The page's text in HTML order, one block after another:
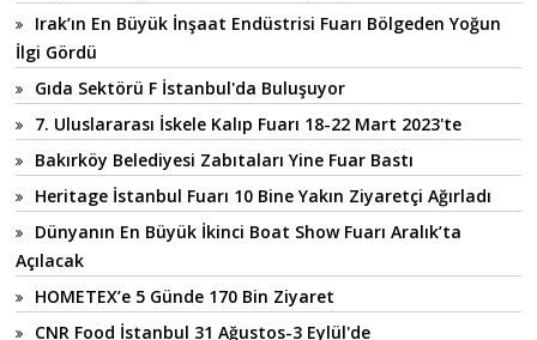
Irak’ın En Büyük İnşaat Endüstrisi Fuarı Bölgeden Yoğun
İlgi Gördü
Gıda Sektörü F İstanbul'da Buluşuyor
7. Uluslararası İskele Kalıp Fuarı 18-22 Mart 2023'te
Bakırköy Belediyesi Zabıtaları Yine Fuar Bastı
Heritage İstanbul Fuarı 10 Bine Yakın Ziyaretçi Ağırladı
Dünyanın En Büyük İkinci Boat Show Fuarı Aralık’ta
Açılacak
HOMETEX’e 5 Günde 170 Bin Ziyaret
CNR Food İstanbul 31 Ağustos-3 Eylül'de